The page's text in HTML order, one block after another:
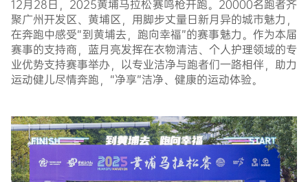
12月28日，2025黄埔马拉松赛鸣枪开跑。20000名跑者齐
聚广州开发区、黄埔区，用脚步丈量日新月异的城市魅力，
在奔跑中感受“到黄埔去，跑向幸福”的赛事魅力。作为本届
赛事的支持商，蓝月亮发挥在衣物清洁、个人护理领域的专
业优势支持赛事举办，以专业洁净与跑者们一路相伴，助力
运动健儿尽情奔跑，“净享”洁净、健康的运动体验。